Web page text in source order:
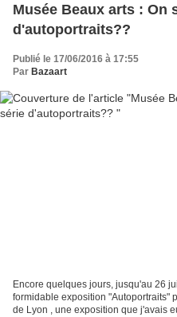
Musée Beaux arts : On
d'autoportraits??
Publié le 17/06/2016 à 17:55
Par Bazaart
Encore quelques jours, jusqu'au 26
formidable exposition "Autoportraits"
de Lyon , une exposition que j'avais